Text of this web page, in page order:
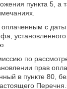
пункта 5, а
с
установленного
по
прав
в пункте 80,